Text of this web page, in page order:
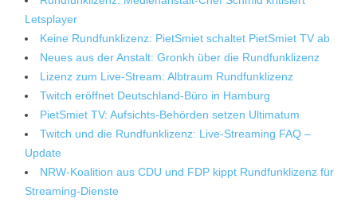
Letsplayer
Keine Rundfunklizenz: PietSmiet schaltet PietSmiet TV ab
Neues aus der Anstalt: Gronkh über die Rundfunklizenz
Lizenz zum Live-Stream: Albtraum Rundfunklizenz
Twitch eröffnet Deutschland-Büro in Hamburg
PietSmiet TV: Aufsichts-Behörden setzen Ultimatum
Twitch und die Rundfunklizenz: Live-Streaming FAQ –
Update
NRW-Koalition aus CDU und FDP kippt Rundfunklizenz für
Streaming-Dienste